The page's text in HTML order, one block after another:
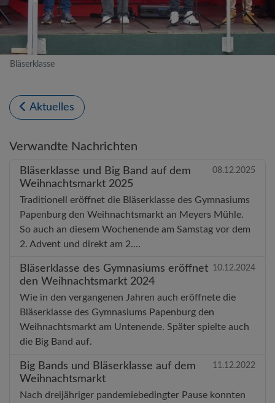
Bläserklasse
Aktuelles
Verwandte Nachrichten
Bläserklasse und Big Band auf dem
Weihnachtsmarkt 2025
08.12.2025
Traditionell eröffnet die Bläserklasse des Gymnasiums
Papenburg den Weihnachtsmarkt an Meyers Mühle.
So auch an diesem Wochenende am Samstag vor dem
2. Advent und direkt am 2.…
Bläserklasse des Gymnasiums eröffnet
den Weihnachtsmarkt 2024
10.12.2024
Wie in den vergangenen Jahren auch eröffnete die
Bläserklasse des Gymnasiums Papenburg den
Weihnachtsmarkt am Untenende. Später spielte auch
die Big Band auf.
Big Bands und Bläserklasse auf dem
Weihnachtsmarkt
11.12.2022
Nach dreijähriger pandemiebedingter Pause konnten